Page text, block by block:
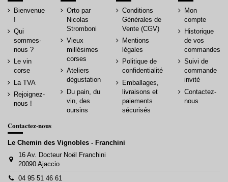
Bienvenue
!
Qui
sommes-
nous ?
Le vin
corse
La TVA
Rejoignez-
nous !
Orto par
Nicolas
Stromboni
Vieux
millésimes
corses
Ateliers
dégustation
Du pain, du
vin, des
oursins
Conditions
Générales de
Vente (CGV)
Mentions
légales
Politique de
confidentialité
Emballages,
livraisons et
paiements
sécurisés
Mon
compte
Historique
de vos
commandes
Suivi de
commande
invité
Contactez-
nous
Contactez-nous
Le Chemin des Vignobles - Franchini
16 Av. Docteur Noël Franchini
20090 Ajaccio
04 95 51 46 61